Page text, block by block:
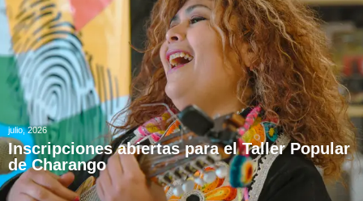
julio, 2026
Inscripciones abiertas para el Taller Popular
de Charango